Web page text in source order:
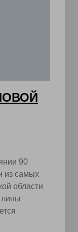
90
из самых
области